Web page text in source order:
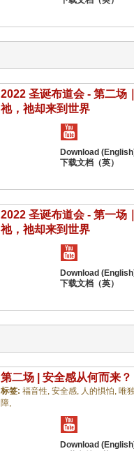
2022 圣诞布道会 - 第二场
祂，祂却来到世界
2022 圣诞布道会 - 第一场
祂，祂却来到世界
第二场 | 安全感从何而来？
标签: 福音性, 安全感, 人的惧怕, 唯
障,